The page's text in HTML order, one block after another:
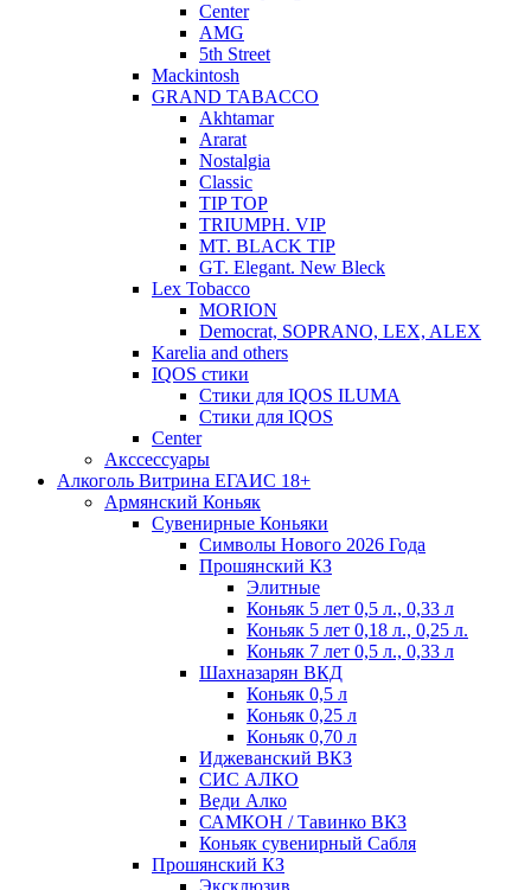
Center
AMG
5th Street
Mackintosh
GRAND TABACCO
Akhtamar
Ararat
Nostalgia
Classic
TIP TOP
TRIUMPH. VIP
MT. BLACK TIP
GT. Elegant. New Bleck
Lex Tobacco
MORION
Democrat, SOPRANO, LEX, ALEX
Karelia and others
IQOS стики
Стики для IQOS ILUMA
Стики для IQOS
Сenter
Акссессуары
Алкоголь Витрина ЕГАИС 18+
Армянский Коньяк
Сувенирные Коньяки
Символы Нового 2026 Года
Прошянский КЗ
Элитные
Коньяк 5 лет 0,5 л., 0,33 л
Коньяк 5 лет 0,18 л., 0,25 л.
Коньяк 7 лет 0,5 л., 0,33 л
Шахназарян ВКД
Коньяк 0,5 л
Коньяк 0,25 л
Коньяк 0,70 л
Иджеванский ВКЗ
СИС АЛКО
Веди Алко
САМКОН / Тавинко ВКЗ
Коньяк сувенирный Сабля
Прошянский КЗ
Эксклюзив